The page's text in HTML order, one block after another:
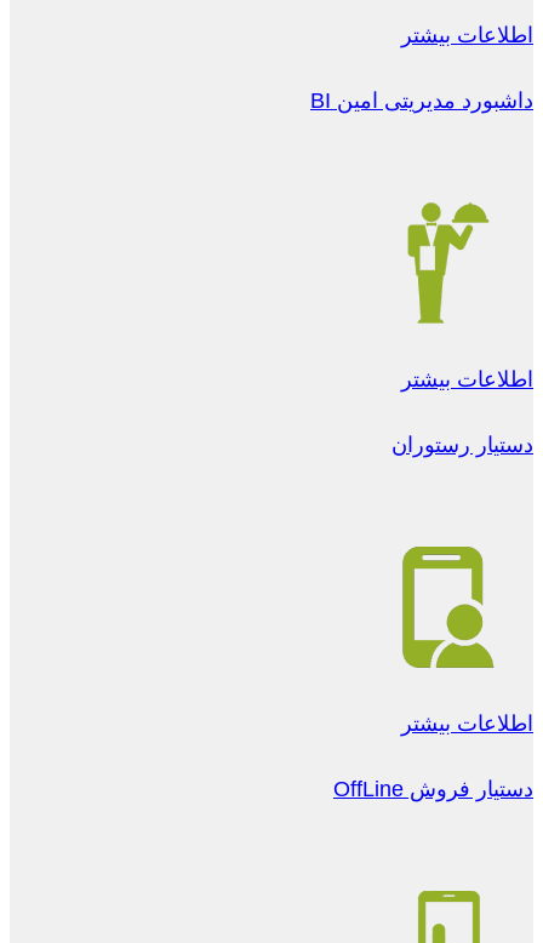
اطلاعات بیشتر
داشبورد مدیریتی امین BI
اطلاعات بیشتر
دستیار رستوران
اطلاعات بیشتر
دستیار فروش OffLine